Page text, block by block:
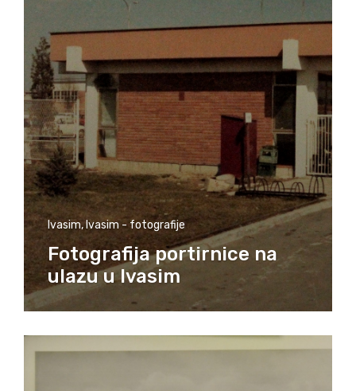
Ivasim,Ivasim - fotografije
Fotografija portirnice na
ulazu u Ivasim